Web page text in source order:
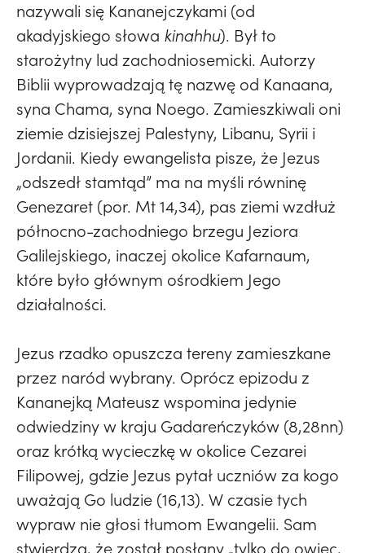
nazywali się Kananejczykami (od
akadyjskiego słowa kinahhu). Był to
starożytny lud zachodniosemicki. Autorzy
Biblii wyprowadzają tę nazwę od Kanaana,
syna Chama, syna Noego. Zamieszkiwali oni
ziemie dzisiejszej Palestyny, Libanu, Syrii i
Jordanii. Kiedy ewangelista pisze, że Jezus
„odszedł stamtąd” ma na myśli równinę
Genezaret (por. Mt 14,34), pas ziemi wzdłuż
północno-zachodniego brzegu Jeziora
Galilejskiego, inaczej okolice Kafarnaum,
które było głównym ośrodkiem Jego
działalności.
Jezus rzadko opuszcza tereny zamieszkane
przez naród wybrany. Oprócz epizodu z
Kananejką Mateusz wspomina jedynie
odwiedziny w kraju Gadareńczyków (8,28nn)
oraz krótką wycieczkę w okolice Cezarei
Filipowej, gdzie Jezus pytał uczniów za kogo
uważają Go ludzie (16,13). W czasie tych
wypraw nie głosi tłumom Ewangelii. Sam
stwierdza, że został posłany „tylko do owiec,